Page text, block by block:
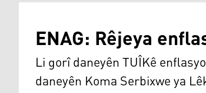
ENAG: Rêjeya
Li gorî daneyên TUÎKê
daneyên Koma Serbixwe ya